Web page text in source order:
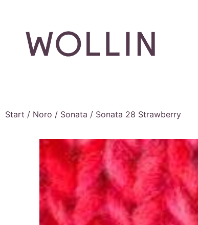
Start / Noro / Sonata / Sonata 28 Strawberry